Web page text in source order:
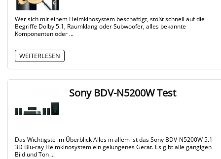
Wer sich mit einem Heimkinosystem beschäftigt, stößt schnell auf die
Begriffe Dolby 5.1, Raumklang oder Subwoofer, alles bekannte
Komponenten oder ...
WEITERLESEN
Sony BDV-N5200W Test
Das Wichtigste im Überblick Alles in allem ist das Sony BDV-N5200W 5.1
3D Blu-ray Heimkinosystem ein gelungenes Gerät. Es gibt alle gängigen
Bild und Ton ...